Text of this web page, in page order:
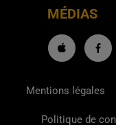
MÉDIAS
Mentions légales
Politique de